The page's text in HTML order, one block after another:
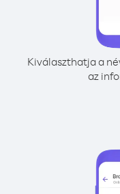
Kiválaszthatja a
az